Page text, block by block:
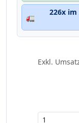
🚛
226x im
Exkl.